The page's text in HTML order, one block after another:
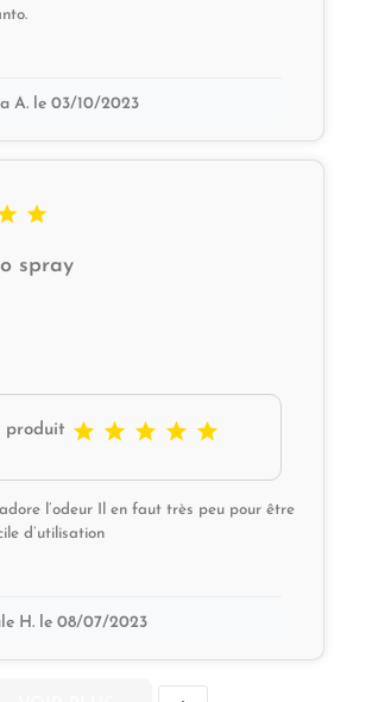
A. le 03/10/2023

spray
produit     
l’odeur Il en faut très peu pour être
d’utilisation
H. le 08/07/2023